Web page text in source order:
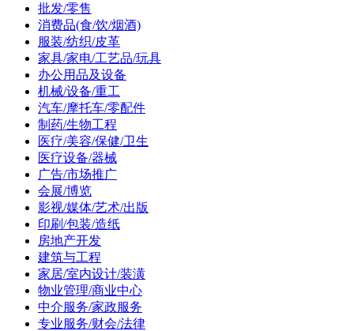
批发/零售
消费品(食/饮/烟酒)
服装/纺织/皮革
家具/家电/工艺品/玩具
办公用品及设备
机械/设备/重工
汽车/摩托车/零配件
制药/生物工程
医疗/美容/保健/卫生
医疗设备/器械
广告/市场推广
会展/博览
影视/媒体/艺术/出版
印刷/包装/造纸
房地产开发
建筑与工程
家居/室内设计/装潢
物业管理/商业中心
中介服务/家政服务
专业服务/财会/法律